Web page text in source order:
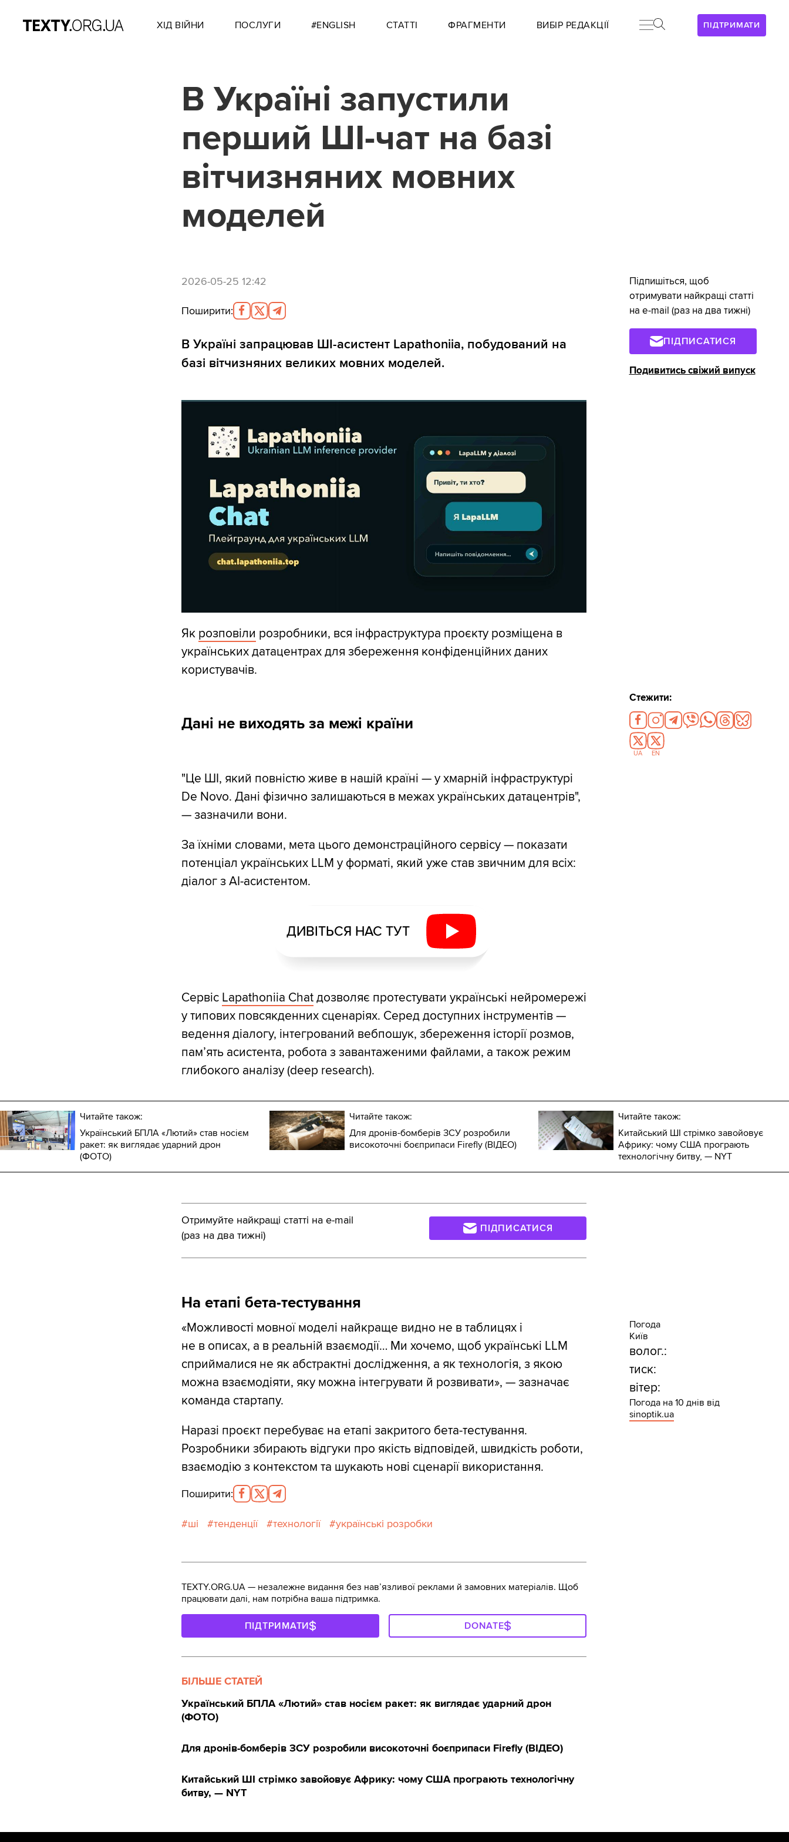
ПІДТРИМАТИ
ХІД ВІЙНИ ПОСЛУГИ #ENGLISH СТАТТІ ФРАГМЕНТИ ВИБІР РЕДАКЦІЇ
В Україні запустили
перший ШІ-чат на базі
вітчизняних мовних
моделей
2026-05-25 12:42
Поширити:
В Україні запрацював ШІ-асистент Lapathoniia, побудований на
базі вітчизняних великих мовних моделей.
Як розповіли розробники, вся інфраструктура проєкту розміщена в
українських датацентрах для збереження конфіденційних даних
користувачів.
Дані не виходять за межі країни
"Це ШІ, який повністю живе в нашій країні — у хмарній інфраструктурі
De Novo. Дані фізично залишаються в межах українських датацентрів",
— зазначили вони.
За їхніми словами, мета цього демонстраційного сервісу — показати
потенціал українських LLM у форматі, який уже став звичним для всіх:
діалог з AI-асистентом.
ДИВІТЬСЯ НАС ТУТ
Сервіс Lapathoniia Chatдозволяє протестувати українські нейромережі
у типових повсякденних сценаріях. Серед доступних інструментів —
ведення діалогу, інтегрований вебпошук, збереження історії розмов,
пам’ять асистента, робота з завантаженими файлами, а також режим
глибокого аналізу (deep research).
Читайте також:
Український БПЛА «Лютий» став носієм
ракет: як виглядає ударний дрон
(ФОТО)
Читайте також:
Для дронів-бомберів ЗСУ розробили
високоточні боєприпаси Firefly (ВІДЕО)
Читайте також:
Китайський ШІ стрімко завойовує
Африку: чому США програють
технологічну битву, — NYT
Отримуйте найкращі статті на e-mail
(раз на два тижні)
ПІДПИСАТИСЯ
На етапі бета-тестування
«Можливості мовної моделі найкраще видно не в таблицях і
не в описах, а в реальній взаємодії… Ми хочемо, щоб українські LLM
сприймалися не як абстрактні дослідження, а як технологія, з якою
можна взаємодіяти, яку можна інтегрувати й розвивати», — зазначає
команда стартапу.
Наразі проєкт перебуває на етапі закритого бета-тестування.
Розробники збирають відгуки про якість відповідей, швидкість роботи,
взаємодію з контекстом та шукають нові сценарії використання.
Поширити:
ші тенденції технології українські розробки
Підпишіться, щоб
отримувати найкращі статті
на e-mail (раз на два тижні)
ПІДПИСАТИСЯ
Подивитись свіжий випуск
Стежити:
UA EN
Погода
Київ
волог.:
тиск:
вітер:
Погода на 10 днів від
sinoptik.ua
TEXTY.ORG.UA — незалежне видання без навʼязливої реклами й замовних матеріалів. Щоб
працювати далі, нам потрібна ваша підтримка.
ПІДТРИМАТИ DONATE
БІЛЬШЕ СТАТЕЙ
Український БПЛА «Лютий» став носієм ракет: як виглядає ударний дрон
(ФОТО)
Для дронів-бомберів ЗСУ розробили високоточні боєприпаси Firefly (ВІДЕО)
Китайський ШІ стрімко завойовує Африку: чому США програють технологічну
битву, — NYT